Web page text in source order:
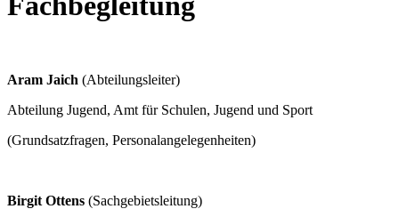
Aram Jaich (Abteilungsleiter)
Abteilung Jugend, Amt für Schulen, Jugend und Sport
(Grundsatzfragen, Personalangelegenheiten)
Birgit Ottens (Sachgebietsleitung)